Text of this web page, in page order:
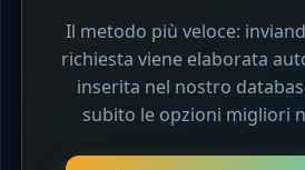
Il metodo più veloce:
richiesta viene elaborata
inserita nel nostro
subito le opzioni migliori